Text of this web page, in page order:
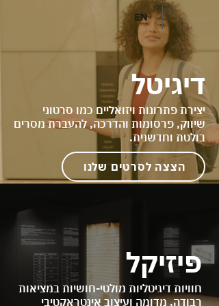
EN
דיגיטל
יצירת פתרונות ויזואליים כמו סרטוני
שיווק, פרסומות והדרכה, להעברת מסרים
בולטת וחדשנית.
הצצה לסרטים שלנו
פיזיקל
חוויות דיגיטליות מולטי-חושיות במציאות
רבודה, מדומה ועיצוב אינטראקטיבי